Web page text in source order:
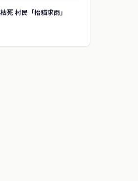
死 村民「抬貓求雨」